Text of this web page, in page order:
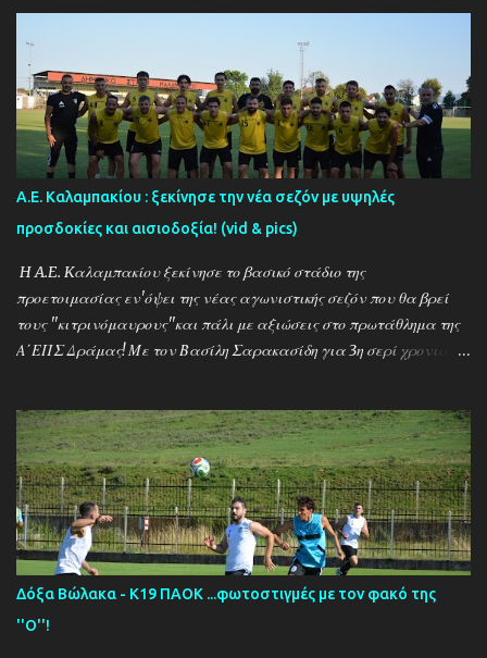
Α.Ε. Καλαμπακίου : ξεκίνησε την νέα σεζόν με υψηλές
προσδοκίες και αισιοδοξία! (vid & pics)
H A.E. Kαλαμπακίου ξεκίνησε το βασικό στάδιο της
προετοιμασίας εν'όψει της νέας αγωνιστικής σεζόν που θα βρεί
τους ''κιτρινόμαυρους''και πάλι με αξιώσεις στο πρωτάθλημα της
Α΄ΕΠΣ Δράμας! Με τον Βασίλη Σαρακασίδη για 3η σερί χρονιά
δυναμική των ''κιτρινόμαυρων''! Παρακάτω δείτε φωτοστιγμές
απο τις προπονήσεις της δραμινής ομάδας μέσα απο τον φακό της
''Ο'' που βρέθηκε στο γήπεδο του Καλαμπακίου ενώ δηλώσεις
κάνουν οι κ.κ. Σαρακασίδης Βασίλης (προπονητής) , Βαβλιάκης
Χρόνης (τεχνικός διευθυντής) και οι ποδοσφαιριστές Μάριος
Βουτσινάς και Ηλίας Σταμπουλής!
Δόξα Βώλακα - Κ19 ΠΑΟΚ ...φωτοστιγμές με τον φακό της
''Ο''!